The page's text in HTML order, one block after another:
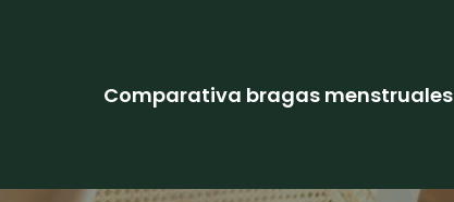
Comparativa bragas menstruales